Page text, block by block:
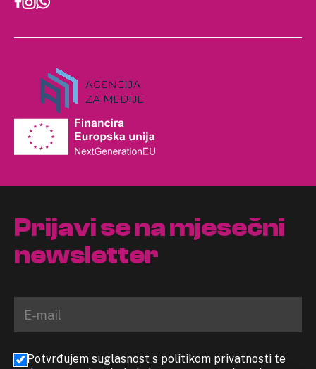
Prijavi se na mjesečni
newsletter
Potvrđujem suglasnost s politikom privatnosti te